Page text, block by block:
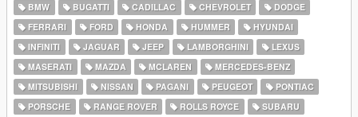
BMW
BUGATTI CADILLAC CHEVROLET
DODGE
FERRARI
FORD HONDA HUMMER
HYUNDAI
INFINITI
JAGUAR JEEP LAMBORGHINI
LEXUS
MASERATI
MAZDA MCLAREN
MERCEDES-BENZ
MITSUBISHI
NISSAN PAGANI PEUGEOT
PONTIAC
PORSCHE
RANGE ROVER ROLLS ROYCE
SUBARU